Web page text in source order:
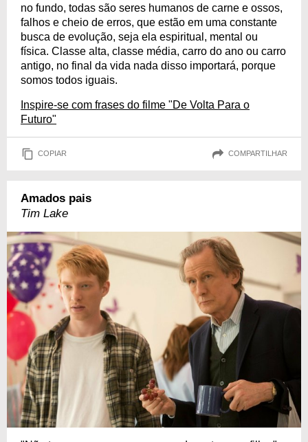
no fundo, todas são seres humanos de carne e ossos,
falhos e cheio de erros, que estão em uma constante
busca de evolução, seja ela espiritual, mental ou
física. Classe alta, classe média, carro do ano ou carro
antigo, no final da vida nada disso importará, porque
somos todos iguais.
Inspire-se com frases do filme "De Volta Para o
Futuro"
COPIAR COMPARTILHAR
Amados pais
Tim Lake